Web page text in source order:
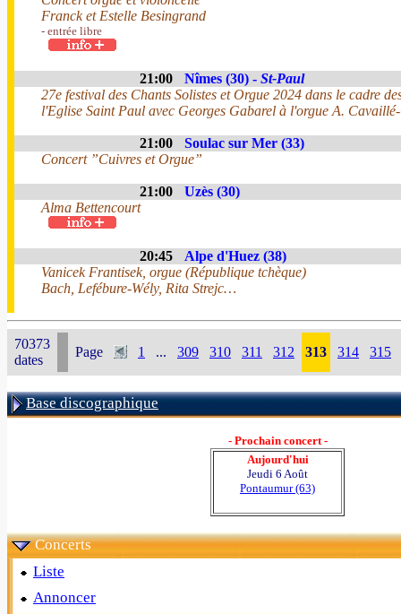
Franck et Estelle Besingrand
- entrée libre
21:00 Nîmes (30) - St-Paul
27e festival des Chants Solistes et Orgue 2024 dans le cadre
l'Eglise Saint Paul avec Georges Gabarel à l'orgue A.
21:00
Soulac sur Mer (33)
Concert ”Cuivres et Orgue”
21:00
Uzès (30)
Alma Bettencourt
20:45
Alpe d'Huez (38)
Vanicek Frantisek, orgue (République tchèque)
Bach, Lefébure-Wély, Rita Strejc…
70373
dates
Page 1 ... 309 310 311 312 313 314 315
Base discographique
- Prochain concert -
Aujourd'hui
Jeudi 6 Août
Pontaumur (63)
Concerts
Liste
Annoncer